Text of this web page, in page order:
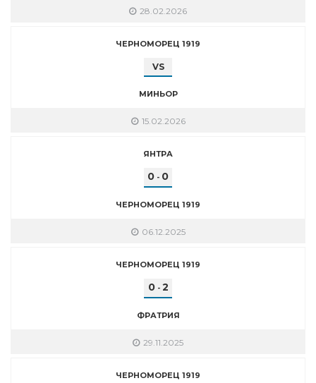
28.02.2026
ЧЕРНОМОРЕЦ 1919
VS
МИНЬОР
15.02.2026
ЯНТРА
0 - 0
ЧЕРНОМОРЕЦ 1919
06.12.2025
ЧЕРНОМОРЕЦ 1919
0- 2
ФРАТРИЯ
29.11.2025
ЧЕРНОМОРЕЦ 1919